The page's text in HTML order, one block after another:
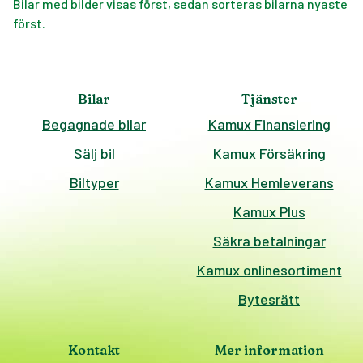
Bilar med bilder visas först, sedan sorteras bilarna nyaste
först.
Bilar
Begagnade bilar
Sälj bil
Biltyper
Tjänster
Kamux Finansiering
Kamux Försäkring
Kamux Hemleverans
Kamux Plus
Säkra betalningar
Kamux onlinesortiment
Bytesrätt
Kontakt Mer information